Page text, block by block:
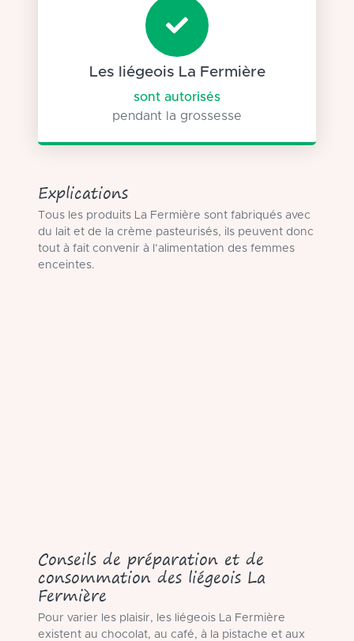
Les liégeois La Fermière
sont autorisés
pendant la grossesse
Explications
Tous les produits La Fermière sont fabriqués avec
du lait et de la crème pasteurisés, ils peuvent donc
tout à fait convenir à l’alimentation des femmes
enceintes.
Conseils de préparation et de
consommation des liégeois La
Fermière
Pour varier les plaisir, les liégeois La Fermière
existent au chocolat, au café, à la pistache et aux